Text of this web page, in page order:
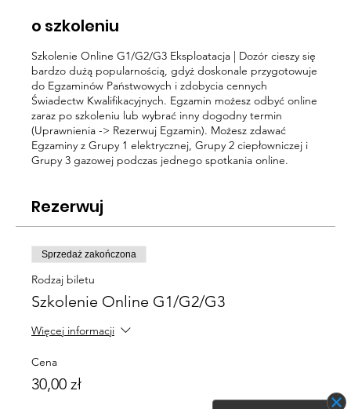
o szkoleniu
Szkolenie Online G1/G2/G3 Eksploatacja | Dozór cieszy się
bardzo dużą popularnością, gdyż doskonale przygotowuje
do Egzaminów Państwowych i zdobycia cennych
Świadectw Kwalifikacyjnych. Egzamin możesz odbyć online
zaraz po szkoleniu lub wybrać inny dogodny termin
(Uprawnienia -> Rezerwuj Egzamin). Możesz zdawać
Egzaminy z Grupy 1 elektrycznej, Grupy 2 ciepłowniczej i
Grupy 3 gazowej podczas jednego spotkania online.
Rezerwuj
Sprzedaż zakończona
Rodzaj biletu
Szkolenie Online G1/G2/G3
Więcej informacji
Cena
30,00 zł